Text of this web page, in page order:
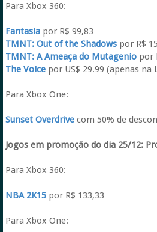
Para Xbox 360:
Fantasiapor R$ 99,83
TMNT: Out of the Shadows por R$
TMNT: A Ameaça do Mutageniopor
The Voicepor US$ 29.99 (apenas na
Para Xbox One:
Sunset Overdrivecom 50% de
Jogos em promoção do dia 25/12:
Para Xbox 360:
NBA 2K15por R$ 133,33
Para Xbox One: